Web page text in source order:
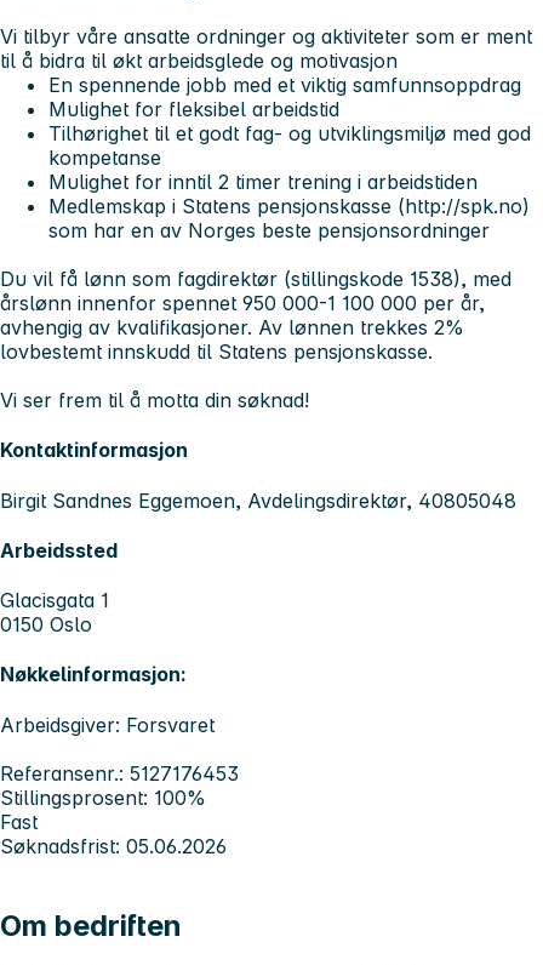
Vi tilbyr våre ansatte ordninger og aktiviteter som er ment
til å bidra til økt arbeidsglede og motivasjon
En spennende jobb med et viktig samfunnsoppdrag
Mulighet for fleksibel arbeidstid
Tilhørighet til et godt fag- og utviklingsmiljø med god
kompetanse
Mulighet for inntil 2 timer trening i arbeidstiden
Medlemskap i Statens pensjonskasse (http://spk.no)
som har en av Norges beste pensjonsordninger
Du vil få lønn som fagdirektør (stillingskode 1538), med
årslønn innenfor spennet 950 000-1 100 000 per år,
avhengig av kvalifikasjoner. Av lønnen trekkes 2%
lovbestemt innskudd til Statens pensjonskasse.
Vi ser frem til å motta din søknad!
Kontaktinformasjon
Birgit Sandnes Eggemoen, Avdelingsdirektør, 40805048
Arbeidssted
Glacisgata 1
0150 Oslo
Nøkkelinformasjon:
Arbeidsgiver: Forsvaret
Referansenr.: 5127176453
Stillingsprosent: 100%
Fast
Søknadsfrist: 05.06.2026
Om bedriften